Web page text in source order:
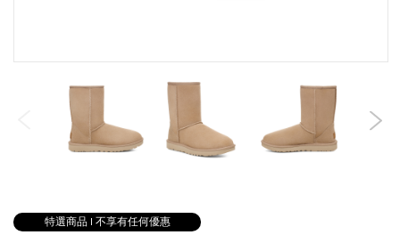
特選商品 | 不享有任何優惠
到